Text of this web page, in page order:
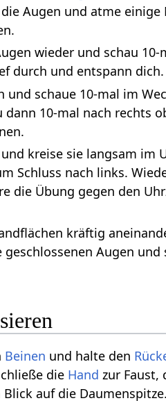
Augen und atme
wieder und schau
durch und entspann dich.
und schaue 10-mal im
dann 10-mal nach rechts
kreise sie langsam im
Schluss nach links.
die Übung gegen den
kräftig
Augen
Beinen und halte den
die Hand zur Faust,
auf die Daumenspitze.